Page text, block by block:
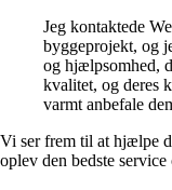
Jeg kontaktede
byggeprojekt, og
og hjælpsomhed,
kvalitet, og deres
varmt anbefale
Vi ser frem til at hjælpe
oplev den bedste